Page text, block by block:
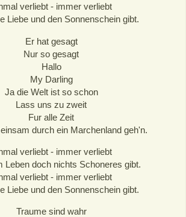
verliebt - immer verliebt
Liebe und den Sonnenschein gibt.
Er hat gesagt
Nur so gesagt
Hallo
My Darling
Ja die Welt ist so schon
Lass uns zu zweit
Fur alle Zeit
durch ein Marchenland geh'n.
verliebt - immer verliebt
Leben doch nichts Schoneres gibt.
verliebt - immer verliebt
Liebe und den Sonnenschein gibt.
Traume sind wahr